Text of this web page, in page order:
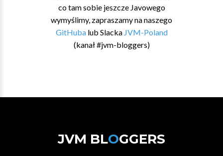
co tam sobie jeszcze Javowego
wymyślimy, zapraszamy na naszego
GitHubalub Slacka JVM-Poland
(kanał #jvm-bloggers)
JVM BLOGGERS